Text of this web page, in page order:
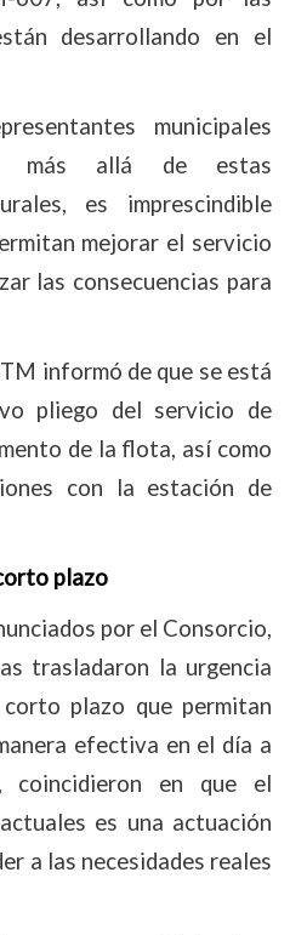
desarrollando en el
municipales
más allá de estas
es imprescindible
mejorar el servicio
las consecuencias para
informó de que se está
pliego del servicio de
de la flota, así como
con la estación de
plazo
por el Consorcio,
trasladaron la urgencia
plazo que permitan
efectiva en el día a
coincidieron en que el
es una actuación
a las necesidades reales